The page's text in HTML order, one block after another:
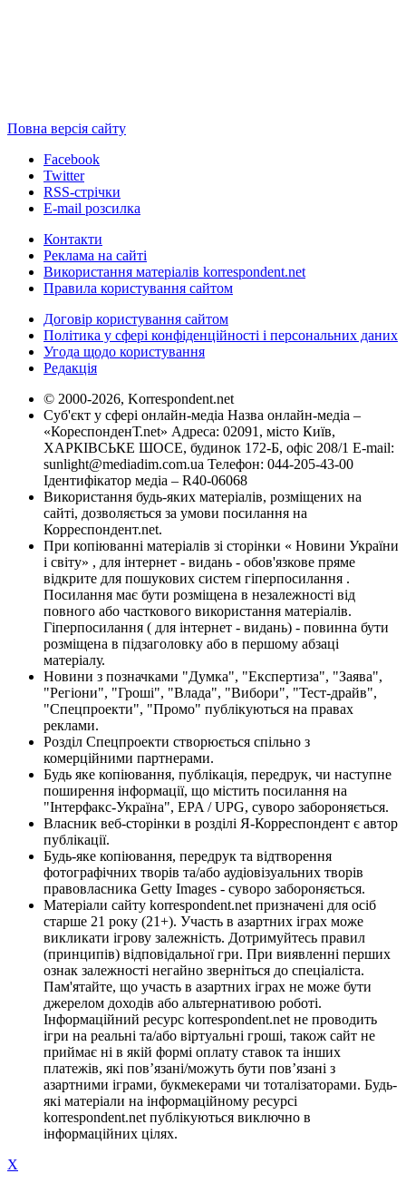
Повна версія сайту
Facebook
Twitter
RSS-стрічки
E-mail розсилка
Контакти
Реклама на сайті
Використання матеріалів korrespondent.net
Правила користування сайтом
Договір користування сайтом
Політика у сфері конфіденційності і персональних даних
Угода щодо користування
Редакція
© 2000-2026, Korrespondent.net
Суб'єкт у сфері онлайн-медіа Назва онлайн-медіа –
«КореспонденТ.net» Адреса: 02091, місто Київ,
ХАРКІВСЬКЕ ШОСЕ, будинок 172-Б, офіс 208/1 E-mail:
sunlight@mediadim.com.ua Телефон: 044-205-43-00
Ідентифікатор медіа – R40-06068
Використання будь-яких матеріалів, розміщених на
сайті, дозволяється за умови посилання на
Корреспондент.net.
При копіюванні матеріалів зі сторінки « Новини України
і світу» , для інтернет - видань - обов'язкове пряме
відкрите для пошукових систем гіперпосилання .
Посилання має бути розміщена в незалежності від
повного або часткового використання матеріалів.
Гіперпосилання ( для інтернет - видань) - повинна бути
розміщена в підзаголовку або в першому абзаці
матеріалу.
Новини з позначками "Думка", "Експертиза", "Заява",
"Регіони", "Гроші", "Влада", "Вибори", "Тест-драйв",
"Спецпроекти", "Промо" публікуються на правах
реклами.
Розділ Спецпроекти створюється спільно з
комерційними партнерами.
Будь яке копіювання, публікація, передрук, чи наступне
поширення інформації, що містить посилання на
"Інтерфакс-Україна", EPA / UPG, суворо забороняється.
Власник веб-сторінки в розділі Я-Корреспондент є автор
публікації.
Будь-яке копіювання, передрук та відтворення
фотографічних творів та/або аудіовізуальних творів
правовласника Getty Images - суворо забороняється.
Матеріали сайту korrespondent.net призначені для осіб
старше 21 року (21+). Участь в азартних іграх може
викликати ігрову залежність. Дотримуйтесь правил
(принципів) відповідальної гри. При виявленні перших
ознак залежності негайно зверніться до спеціаліста.
Пам'ятайте, що участь в азартних іграх не може бути
джерелом доходів або альтернативою роботі.
Інформаційний ресурс korrespondent.net не проводить
ігри на реальні та/або віртуальні гроші, також сайт не
приймає ні в якій формі оплату ставок та інших
платежів, які пов’язані/можуть бути пов’язані з
азартними іграми, букмекерами чи тоталізаторами. Будь-
які матеріали на інформаційному ресурсі
korrespondent.net публікуються виключно в
інформаційних цілях.
X